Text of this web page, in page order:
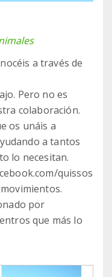
a través de
Pero no es
colaboración.
os unáis a
a tantos
lo necesitan.
quissos
por
que más lo